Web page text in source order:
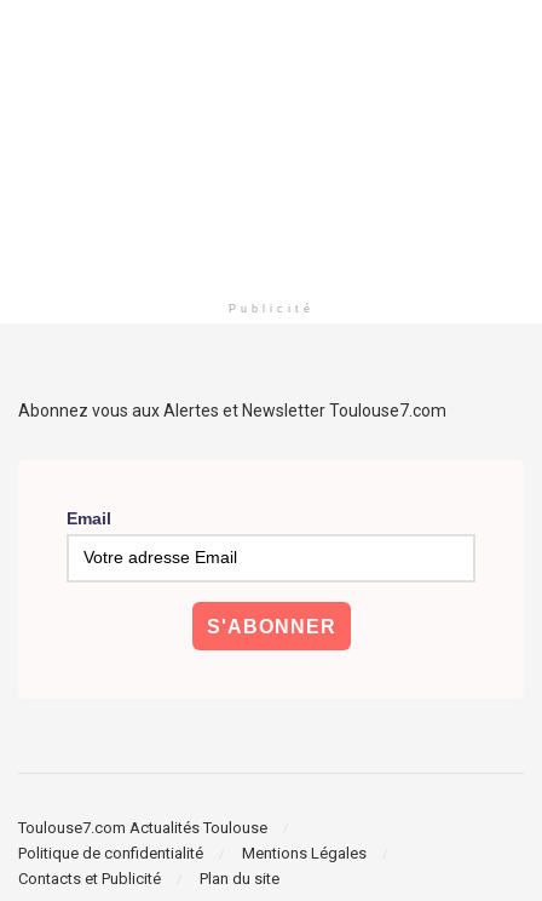
Publicité
Abonnez vous aux Alertes et Newsletter Toulouse7.com
Email
Toulouse7.com Actualités Toulouse
Politique de confidentialité
Mentions Légales
Contacts et Publicité
Plan du site